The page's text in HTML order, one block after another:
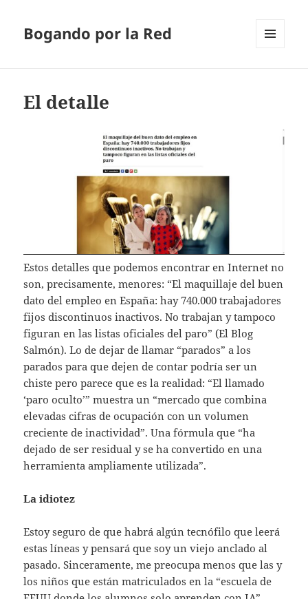
Bogando por la Red
El detalle
Estos detalles que podemos encontrar en Internet no
son, precisamente, menores: “El maquillaje del buen
dato del empleo en España: hay 740.000 trabajadores
fijos discontinuos inactivos. No trabajan y tampoco
figuran en las listas oficiales del paro” (El Blog
Salmón). Lo de dejar de llamar “parados” a los
parados para que dejen de contar podría ser un
chiste pero parece que es la realidad: “El llamado
‘paro oculto’” muestra un “mercado que combina
elevadas cifras de ocupación con un volumen
creciente de inactividad”. Una fórmula que “ha
dejado de ser residual y se ha convertido en una
herramienta ampliamente utilizada”.
La idiotez
Estoy seguro de que habrá algún tecnófilo que leerá
estas líneas y pensará que soy un viejo anclado al
pasado. Sinceramente, me preocupa menos que las y
los niños que están matriculados en la “escuela de